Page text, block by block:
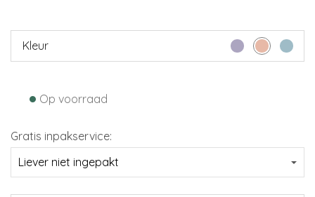
Kleur
• Op voorraad
Gratis inpakservice: